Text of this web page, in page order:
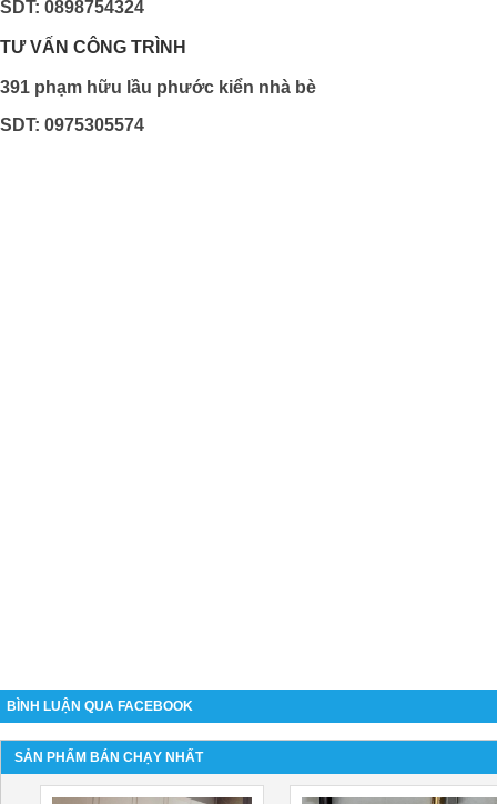
SDT: 0898754324
TƯ VẤN CÔNG TRÌNH
391 phạm hữu lầu phước kiển nhà bè
SDT: 0975305574
BÌNH LUẬN QUA FACEBOOK
SẢN PHẨM BÁN CHẠY NHẤT